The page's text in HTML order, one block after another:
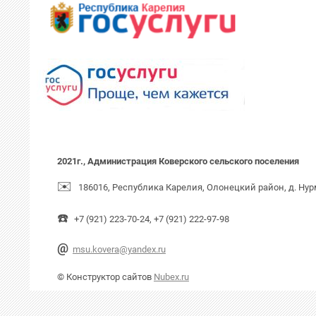
2021г., Администрация Коверского сельского поселения
✉️ 186016, Республика Карелия, Олонецкий район, д.
☎️ +7 (921) 223-70-24, +7 (921) 222-97-98
@ msu.kovera@yandex.ru
© Конструктор сайтов Nubex.ru